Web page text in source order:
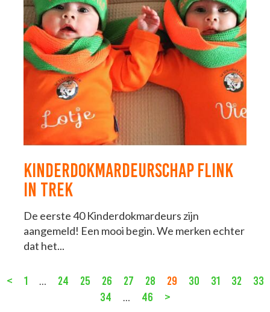
KINDERDOKMARDEURSCHAP FLINK
IN TREK
De eerste 40 Kinderdokmardeurs zijn
aangemeld! Een mooi begin. We merken echter
dat het...
< 1 … 24 25 26 27 28 29 30 31 32
33
34
… 46 >